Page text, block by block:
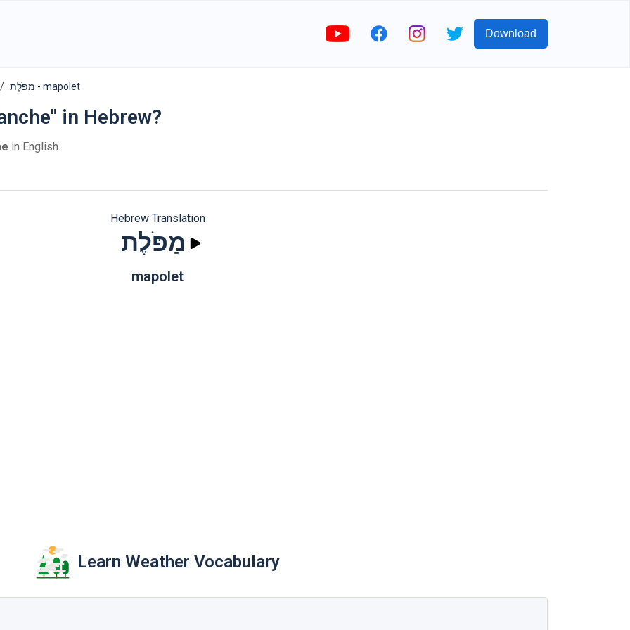
Download
מַפֹּלֶת - mapolet
in Hebrew?
in English.
Hebrew Translation
מַפֹּלֶת
mapolet
Learn Weather Vocabulary